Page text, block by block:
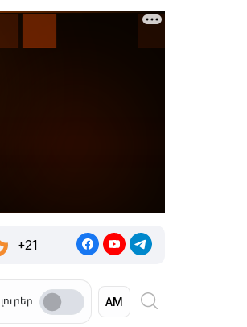
+21